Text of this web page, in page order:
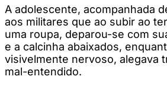
A adolescente, acompanhada
aos militares que ao subir ao
uma roupa, deparou-se com
e a calcinha abaixados,
visivelmente nervoso, alegava
mal-entendido.